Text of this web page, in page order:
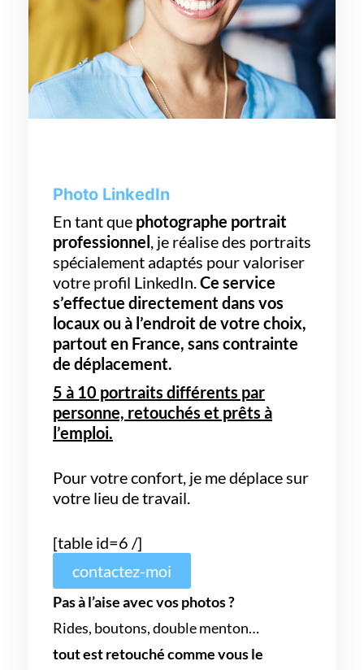
Photo LinkedIn
En tant que photographe portrait
professionnel , je réalise des portraits
spécialement adaptés pour valoriser
votre profil LinkedIn. Ce service
s’effectue directement dans vos
locaux ou à l’endroit de votre choix,
partout en France, sans contrainte
de déplacement.
5 à 10 portraits différents par
personne, retouchés et prêts à
l’emploi.
Pour votre confort, je me déplace sur
votre lieu de travail.
[table id=6 /]
contactez-moi
Pas à l’aise avec vos photos ?
Rides, boutons, double menton…
tout est retouché comme vous le